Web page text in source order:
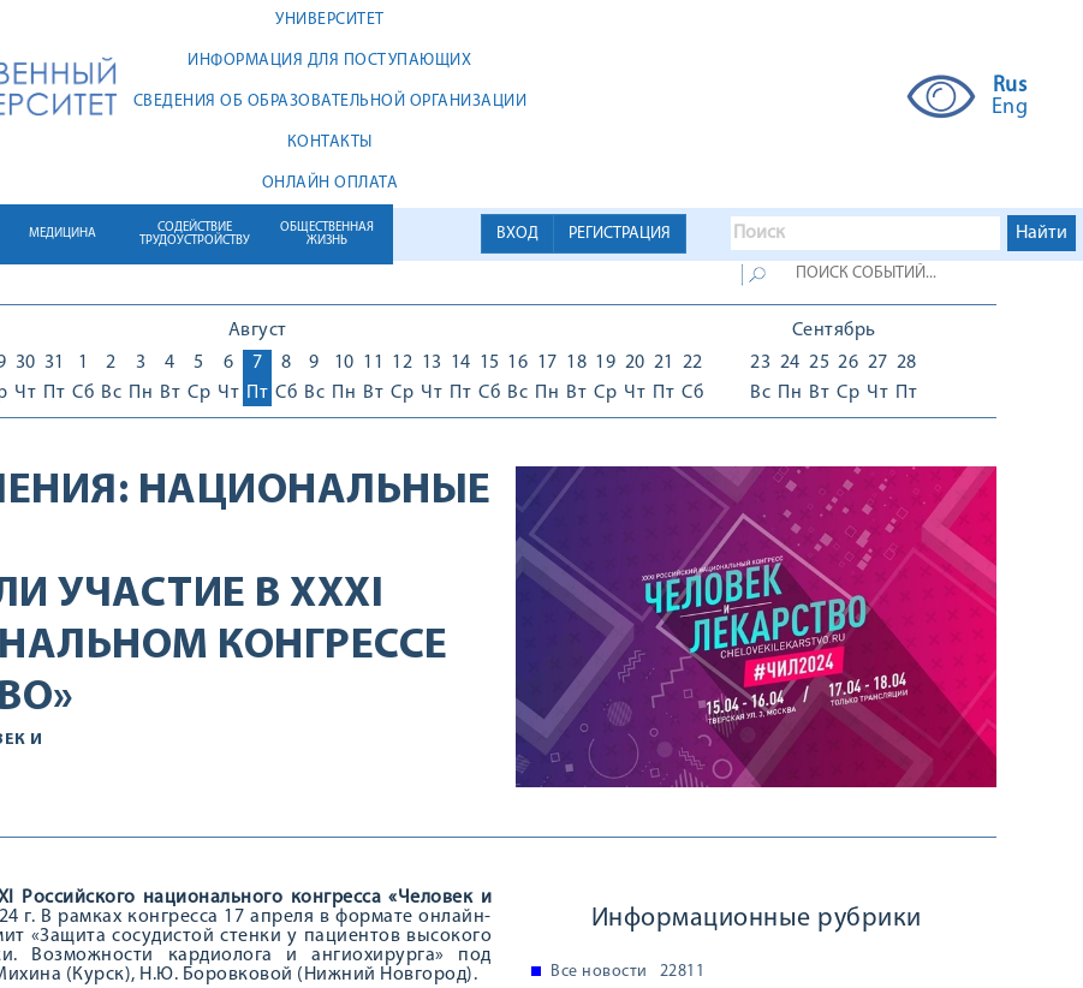
УНИВЕРСИТЕТ
ИНФОРМАЦИЯ ДЛЯ ПОСТУПАЮЩИХ
СВЕДЕНИЯ ОБ ОБРАЗОВАТЕЛЬНОЙ ОРГАНИЗАЦИИ
КОНТАКТЫ
ОНЛАЙН ОПЛАТА
Rus
Eng
ВХОД РЕГИСТРАЦИЯ
МЕДИЦИНА
СОДЕЙСТВИЕ
ТРУДОУСТРОЙСТВУ
ОБЩЕСТВЕННАЯ
ЖИЗНЬ
Август
30
Чт
31
Пт
1
Сб
2
Вс
3
Пн
4
Вт
5
Ср
6
Чт
7
Пт
8
Сб
9
Вс
10
Пн
11
Вт
12
Ср
13
Чт
14
Пт
15
Сб
16
Вс
17
Пн
18
Вт
19
Ср
20
Чт
21
Пт
22
Сб
Сентябрь
23
Вс
24
Пн
25
Вт
26
Ср
27
Чт
28
Пт
НАЦИОНАЛЬНЫЕ
УЧАСТИЕ В XXXI
КОНГРЕССЕ
И
Российского национального конгресса «Человек и
г. В рамках конгресса 17 апреля в формате онлайн-
«Защита сосудистой стенки у пациентов высокого
Возможности кардиолога и ангиохирурга» под
(Курск), Н.Ю. Боровковой (Нижний Новгород).
Информационные рубрики
Все новости
22811